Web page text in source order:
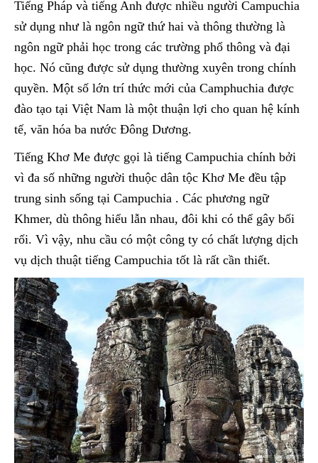
Tiếng Pháp và tiếng Anh được nhiều người Campuchia
sử dụng như là ngôn ngữ thứ hai và thông thường là
ngôn ngữ phải học trong các trường phổ thông và đại
học. Nó cũng được sử dụng thường xuyên trong chính
quyền. Một số lớn trí thức mới của Camphuchia được
đào tạo tại Việt Nam là một thuận lợi cho quan hệ kính
tế, văn hóa ba nước Đông Dương.
Tiếng Khơ Me được gọi là tiếng Campuchia chính bởi
vì đa số những người thuộc dân tộc Khơ Me đều tập
trung sinh sống tại Campuchia . Các phương ngữ
Khmer, dù thông hiểu lẫn nhau, đôi khi có thể gây bối
rối. Vì vậy, nhu cầu có một công ty có chất lượng dịch
vụ dịch thuật tiếng Campuchia tốt là rất cần thiết.